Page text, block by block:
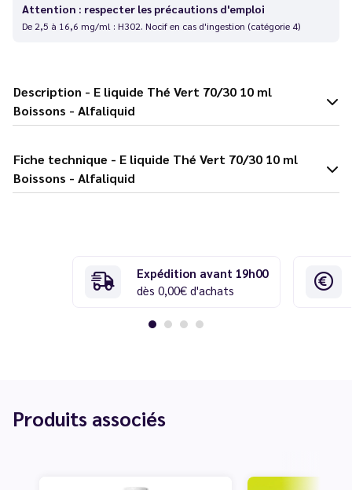
Attention : respecter les précautions d'emploi
De 2,5 à 16,6 mg/ml : H302. Nocif en cas d'ingestion (catégorie 4)
Description - E liquide Thé Vert 70/30 10 ml
Boissons - Alfaliquid
Fiche technique - E liquide Thé Vert 70/30 10 ml
Boissons - Alfaliquid
Expédition avant 19h00
dès 0,00€ d'achats
Produits associés